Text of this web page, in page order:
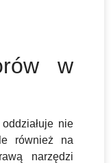
w
nie
również na
narzędzi